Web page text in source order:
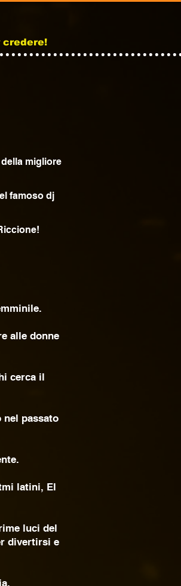
credere!
migliore
famoso dj
alle donne
cerca il
nel passato
latini, El
luci del
divertirsi e